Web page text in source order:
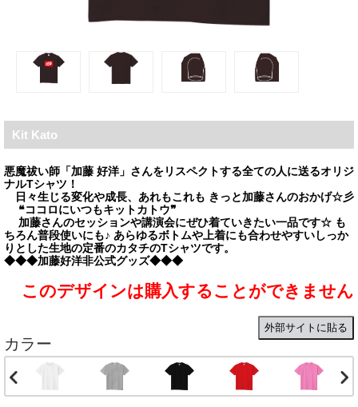
Kit Kato
悪魔祓い師「加藤 好洋」さんをリスペクトする全ての人に送るオリジ
ナルTシャツ！
日々生じる変化や成長、あれもこれも きっと加藤さんのおかげ☆彡
❝ココロにいつもキットカトウ❞
加藤さんのセッションや講演会にぜひ着ていきたい一品です☆ も
ちろん普段使いにも♪ あらゆるボトムや上着にも合わせやすいしっか
りとした生地の定番のカタチのTシャツです。
◆◆◆加藤好洋非公式グッズ◆◆◆
このデザインは購入することができません
外部サイトに貼る
カラー